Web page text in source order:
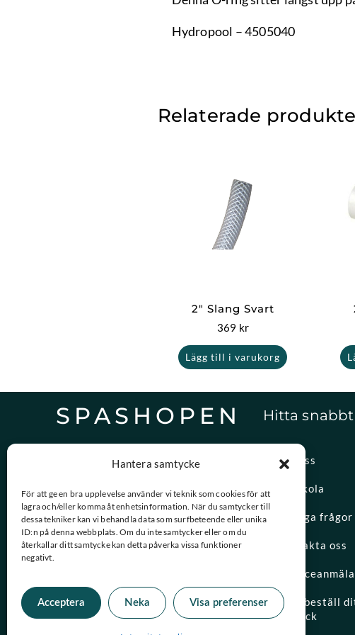
Hantera samtycke
För att ge en bra upplevelse använder vi teknik som cookies för att
lagra och/eller komma åt enhetsinformation. När du samtycker till
dessa tekniker kan vi behandla data som surfbeteende eller unika
ID:n på denna webbplats. Om du inte samtycker eller om du
återkallar ditt samtycke kan detta påverka vissa funktioner
negativt.
Acceptera Neka Visa preferenser
Hydropool – 4505040
Relaterade
2″ Slang Svart
369 kr
Lägg till i varukorg
SPASHOPEN
reservdelar och vattenvård.
08-756 20 00
Vardagar 09:00 – 15:00
Hitta snabbt
Om oss
Spaskola
Vanliga frågor
Kontakta oss
Måttbeställ
spalock